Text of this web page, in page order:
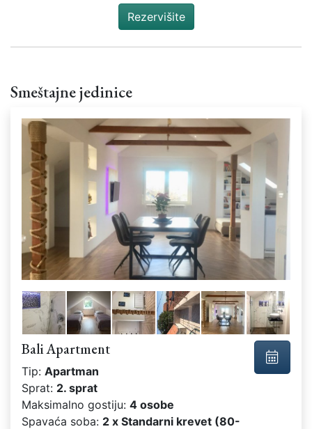
Rezervišite
Smeštajne jedinice
Bali Apartment
Tip: Apartman
Sprat: 2. sprat
Maksimalno gostiju: 4 osobe
Spavaća soba: 2 x Standarni krevet (80-